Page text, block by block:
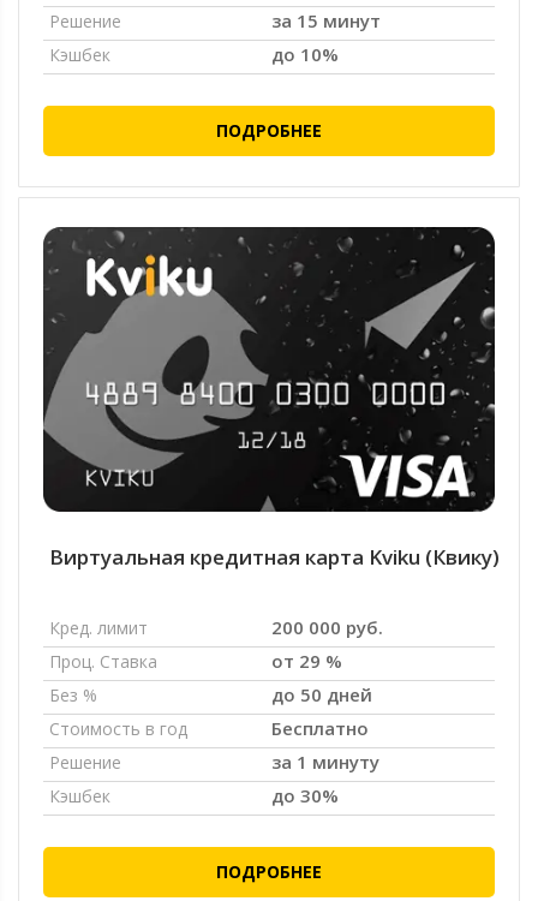
Решение за 15 минут
Кэшбек до 10%
ПОДРОБНЕЕ
Виртуальная кредитная карта Kviku (Квику)
Кред. лимит 200 000 руб.
Проц. Ставка от 29 %
Без % до 50 дней
Стоимость в год Бесплатно
Решение за 1 минуту
Кэшбек до 30%
ПОДРОБНЕЕ